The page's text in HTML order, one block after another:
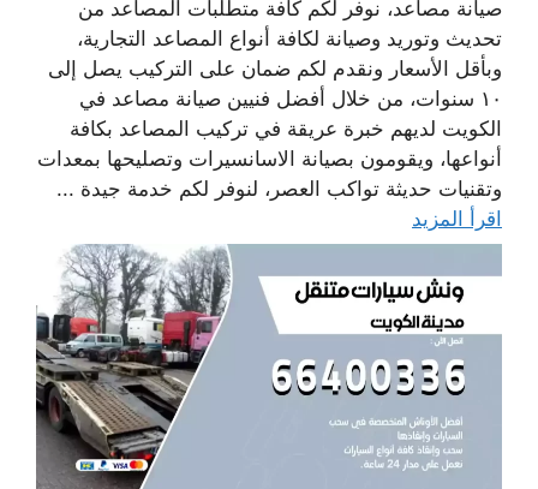
صيانة مصاعد، نوفر لكم كافة متطلبات المصاعد من
تحديث وتوريد وصيانة لكافة أنواع المصاعد التجارية،
وبأقل الأسعار ونقدم لكم ضمان على التركيب يصل إلى
١٠ سنوات، من خلال أفضل فنيين صيانة مصاعد في
الكويت لديهم خبرة عريقة في تركيب المصاعد بكافة
أنواعها، ويقومون بصيانة الاسانسيرات وتصليحها بمعدات
وتقنيات حديثة تواكب العصر، لنوفر لكم خدمة جيدة ...
اقرأ المزيد